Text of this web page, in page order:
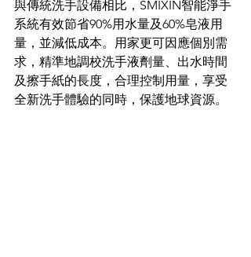
與傳統洗手設備相比，SMIXIN智能淨手
系統有效節省90%用水量及60%皂液用
量，並減低成本。用家更可因應個別需
求，精準地調校洗手液劑量、出水時間
及擦手紙的長度，合理控制用量，享受
全新洗手體驗的同時，保護地球資源。